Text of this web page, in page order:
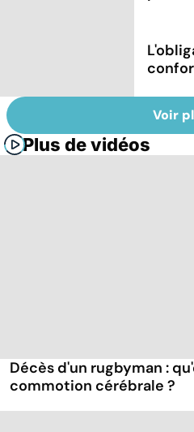
Voir
Plus de vidéos
Décès d'un rugbyman :
commotion cérébrale ?